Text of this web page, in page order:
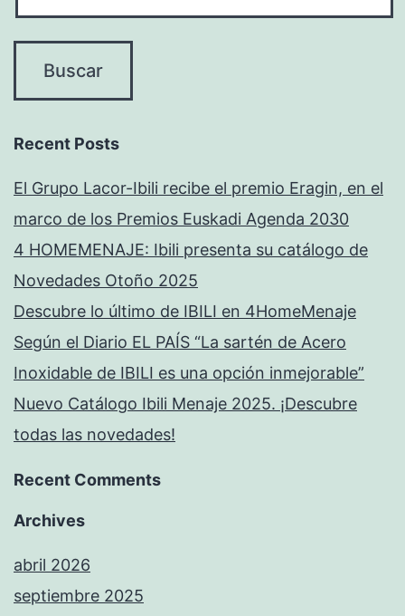
Recent Posts
El Grupo Lacor-Ibili recibe el premio Eragin, en el
marco de los Premios Euskadi Agenda 2030
4 HOMEMENAJE: Ibili presenta su catálogo de
Novedades Otoño 2025
Descubre lo último de IBILI en 4HomeMenaje
Según el Diario EL PAÍS “La sartén de Acero
Inoxidable de IBILI es una opción inmejorable”
Nuevo Catálogo Ibili Menaje 2025. ¡Descubre
todas las novedades!
Recent Comments
Archives
abril 2026
septiembre 2025